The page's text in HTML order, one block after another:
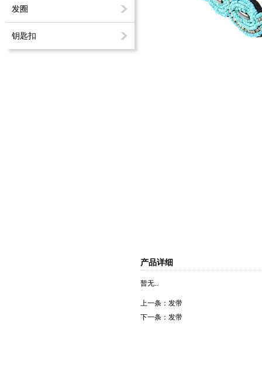
发圈
钥匙扣
产品详细
暂无..
上一条： 发带
下一条： 发带